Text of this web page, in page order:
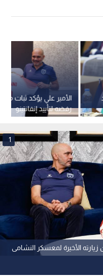
الأمير علي يؤكد ثبات
رفضه لتأييد إنفانتينو
زيارته الأخيرة لمعسكر النشامى
1